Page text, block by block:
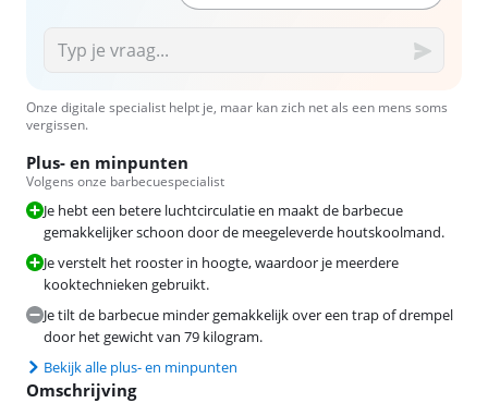
Onze digitale specialist helpt je, maar kan zich net als een mens soms
vergissen.
Plus- en minpunten
Volgens onze barbecuespecialist
Je hebt een betere luchtcirculatie en maakt de barbecue
gemakkelijker schoon door de meegeleverde houtskoolmand.
Je verstelt het rooster in hoogte, waardoor je meerdere
kooktechnieken gebruikt.
Je tilt de barbecue minder gemakkelijk over een trap of drempel
door het gewicht van 79 kilogram.
Bekijk alle plus- en minpunten
Omschrijving